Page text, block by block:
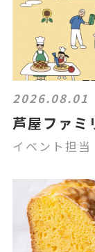
2026.08.01
芦屋ファミ
イベント担当